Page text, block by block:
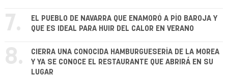
7.
EL PUEBLO DE NAVARRA QUE ENAMORÓ A PÍO BAROJA Y
QUE ES IDEAL PARA HUIR DEL CALOR EN VERANO
8.
CIERRA UNA CONOCIDA HAMBURGUESERÍA DE LA MOREA
Y YA SE CONOCE EL RESTAURANTE QUE ABRIRÁ EN SU
LUGAR